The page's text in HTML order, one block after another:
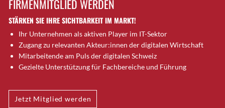
Brütten
Bubendorf
Bubikon
Buchs (SG)
Burgdorf
Bülach
Cazis
FIRMENMITGLIED WERDEN
STÄRKEN SIE IHRE SICHTBARKEIT IM MARKT!
Ihr Unternehmen als aktiven Player im IT-Sektor
Zugang zu relevanten Akteur:innen der digitalen Wirtschaft
Mitarbeitende am Puls der digitalen Schweiz
Gezielte Unterstützung für Fachbereiche und Führung
Jetzt Mitglied werden